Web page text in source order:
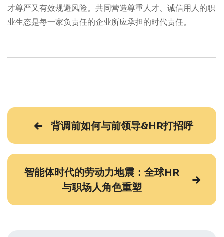
才尊严又有效规避风险。共同营造尊重人才、诚信用人的职
业生态是每一家负责任的企业所应承担的时代责任。
背调前如何与前领导&HR打招呼
智能体时代的劳动力地震：全球HR
与职场人角色重塑